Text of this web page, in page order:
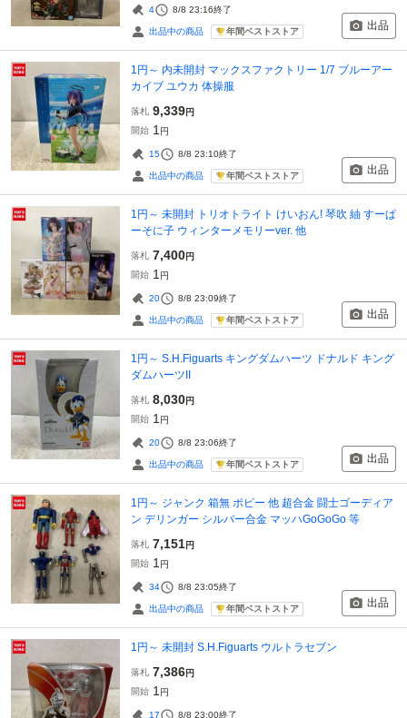
4 8/8 23:16終了
出品中の商品 年間ベストストア 出品
1円～ 内未開封 マックスファクトリー 1/7 ブルーアー
カイブ ユウカ 体操服
落札 9,339円
開始 1 円
15 8/8 23:10終了
出品中の商品 年間ベストストア 出品
1円～ 未開封 トリオトライト けいおん! 琴吹 紬 すーぱ
ーそに子 ウィンターメモリーver. 他
落札 7,400円
開始 1 円
20 8/8 23:09終了
出品中の商品 年間ベストストア 出品
1円～ S.H.Figuarts キングダムハーツ ドナルド キング
ダムハーツII
落札 8,030円
開始 1 円
20 8/8 23:06終了
出品中の商品 年間ベストストア 出品
1円～ ジャンク 箱無 ポピー 他 超合金 闘士ゴーディア
ン デリンガー シルバー合金 マッハGoGoGo 等
落札 7,151円
開始 1 円
34 8/8 23:05終了
出品中の商品 年間ベストストア 出品
1円～ 未開封 S.H.Figuarts ウルトラセブン
落札 7,386円
開始 1 円
17 8/8 23:00終了